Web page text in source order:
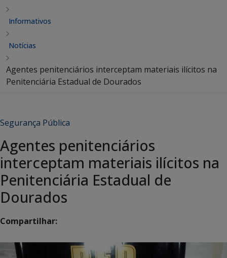
Informativos
Notícias
Agentes penitenciários interceptam materiais ilícitos na
Penitenciária Estadual de Dourados
Segurança Pública
Agentes penitenciários
interceptam materiais ilícitos na
Penitenciária Estadual de
Dourados
Compartilhar: